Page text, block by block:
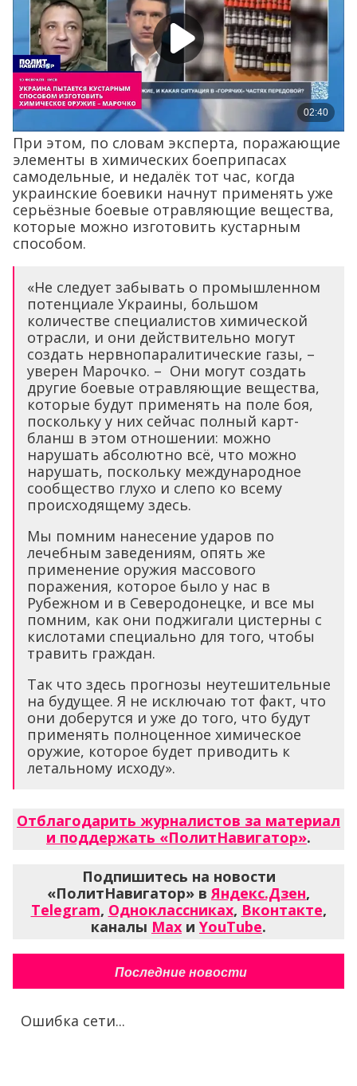
При этом, по словам эксперта, поражающие
элементы в химических боеприпасах
самодельные, и недалёк тот час, когда
украинские боевики начнут применять уже
серьёзные боевые отравляющие вещества,
которые можно изготовить кустарным
способом.
«Не следует забывать о промышленном
потенциале Украины, большом
количестве специалистов химической
отрасли, и они действительно могут
создать нервнопаралитические газы, –
уверен Марочко. – Они могут создать
другие боевые отравляющие вещества,
которые будут применять на поле боя,
поскольку у них сейчас полный карт-
бланш в этом отношении: можно
нарушать абсолютно всё, что можно
нарушать, поскольку международное
сообщество глухо и слепо ко всему
происходящему здесь.
Мы помним нанесение ударов по
лечебным заведениям, опять же
применение оружия массового
поражения, которое было у нас в
Рубежном и в Северодонецке, и все мы
помним, как они поджигали цистерны с
кислотами специально для того, чтобы
травить граждан.
Так что здесь прогнозы неутешительные
на будущее. Я не исключаю тот факт, что
они доберутся и уже до того, что будут
применять полноценное химическое
оружие, которое будет приводить к
летальному исходу».
Отблагодарить журналистов за материал
и поддержать «ПолитНавигатор».
Подпишитесь на новости
«ПолитНавигатор» вЯндекс.Дзен,
Telegram, Одноклассниках, Вконтакте,
каналы Max и YouTube.
Последние новости
Ошибка сети...